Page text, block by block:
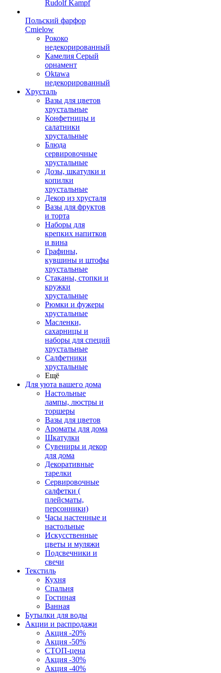
Rudolf Kampf
Польский фарфор
Сmielow
Рококо
недекорированный
Камелия Серый
орнамент
Oktawa
недекорированный
Хрусталь
Вазы для цветов
хрустальные
Конфетницы и
салатники
хрустальные
Блюда
сервировочные
хрустальные
Дозы, шкатулки и
копилки
хрустальные
Декор из хрусталя
Вазы для фруктов
и торта
Наборы для
крепких напитков
и вина
Графины,
кувшины и штофы
хрустальные
Стаканы, стопки и
кружки
хрустальные
Рюмки и фужеры
хрустальные
Масленки,
сахарницы и
наборы для специй
хрустальные
Салфетники
хрустальные
Ещё
Для уюта вашего дома
Настольные
лампы, люстры и
торшеры
Вазы для цветов
Ароматы для дома
Шкатулки
Сувениры и декор
для дома
Декоративные
тарелки
Сервировочные
салфетки (
плейсматы,
персонники)
Часы настенные и
настольные
Искусственные
цветы и муляжи
Подсвечники и
свечи
Текстиль
Кухня
Спальня
Гостиная
Ванная
Бутылки для воды
Акции и распродажи
Акция -20%
Акция -50%
СТОП-цена
Акция -30%
Акция -40%